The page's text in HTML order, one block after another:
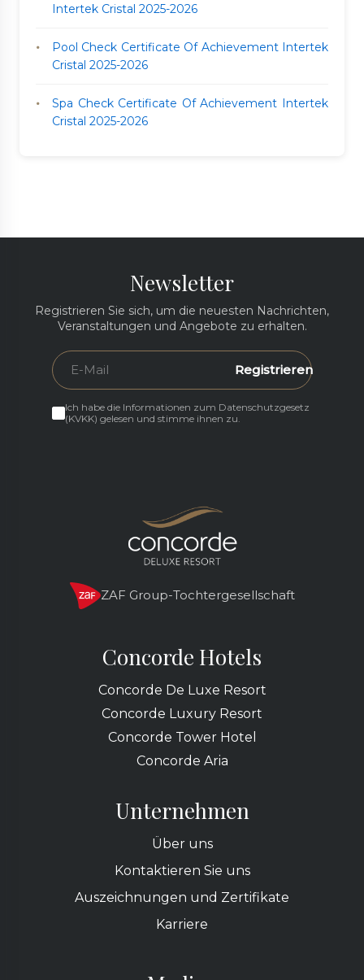
Intertek Cristal 2025-2026
Pool Check Certificate Of Achievement Intertek
Cristal 2025-2026
Spa Check Certificate Of Achievement Intertek
Cristal 2025-2026
Newsletter
Registrieren Sie sich, um die neuesten Nachrichten,
Veranstaltungen und Angebote zu erhalten.
Registrieren
Ich habe die Informationen zum Datenschutzgesetz
(KVKK) gelesen und stimme ihnen zu.
ZAF Group-Tochtergesellschaft
Concorde Hotels
Concorde De Luxe Resort
Concorde Luxury Resort
Concorde Tower Hotel
Concorde Aria
Unternehmen
Über uns
Kontaktieren Sie uns
Auszeichnungen und Zertifikate
Karriere